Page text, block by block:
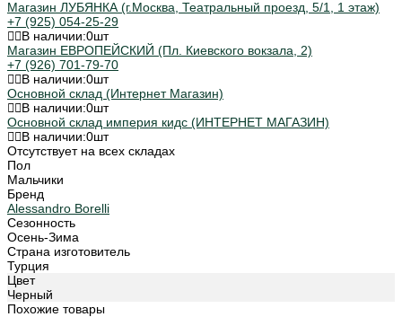
Магазин ЛУБЯНКА (г.Москва, Театральный проезд, 5/1, 1 этаж)
+7 (925) 054-25-29
В наличии:0шт
Магазин ЕВРОПЕЙСКИЙ (Пл. Киевского вокзала, 2)
+7 (926) 701-79-70
В наличии:0шт
Основной склад (Интернет Магазин)
В наличии:0шт
Основной склад империя кидс (ИНТЕРНЕТ МАГАЗИН)
В наличии:0шт
Отсутствует на всех складах
Пол
Мальчики
Бренд
Alessandro Borelli
Сезонность
Осень-Зима
Страна изготовитель
Турция
Цвет
Черный
Похожие товары